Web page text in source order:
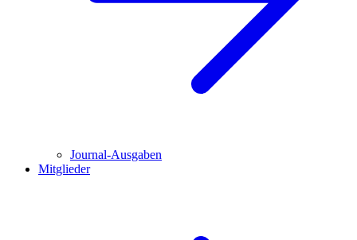
Journal-Ausgaben
Mitglieder